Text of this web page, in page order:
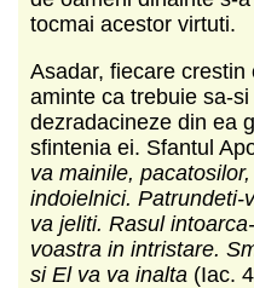
tocmai acestor virtuti.
Asadar, fiecare
aminte ca trebuie sa-
dezradacineze din ea
sfintenia ei. Sfantul
va mainile,
indoielnici. Patrundeti-
va jeliti. Rasul
voastra in intristare.
si El va va inalta (Iac.